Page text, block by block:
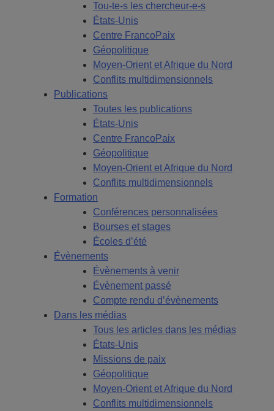
Tou-te-s les chercheur-e-s
États-Unis
Centre FrancoPaix
Géopolitique
Moyen-Orient et Afrique du Nord
Conflits multidimensionnels
Publications
Toutes les publications
États-Unis
Centre FrancoPaix
Géopolitique
Moyen-Orient et Afrique du Nord
Conflits multidimensionnels
Formation
Conférences personnalisées
Bourses et stages
Écoles d’été
Évènements
Évènements à venir
Évènement passé
Compte rendu d’évènements
Dans les médias
Tous les articles dans les médias
États-Unis
Missions de paix
Géopolitique
Moyen-Orient et Afrique du Nord
Conflits multidimensionnels